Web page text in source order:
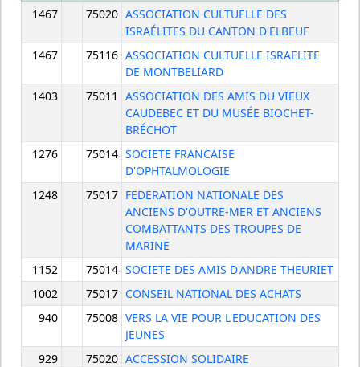
1467 75020 ASSOCIATION CULTUELLE DES
ISRAÉLITES DU CANTON D'ELBEUF
1467
75116 ASSOCIATION CULTUELLE ISRAELITE
DE MONTBELIARD
1403
75011
ASSOCIATION DES AMIS DU VIEUX
CAUDEBEC ET DU MUSÉE BIOCHET-
BRÉCHOT
1276
75014 SOCIETE FRANCAISE
D'OPHTALMOLOGIE
1248
75017 FEDERATION NATIONALE DES
ANCIENS D'OUTRE-MER ET ANCIENS
COMBATTANTS DES TROUPES DE
MARINE
1152
75014 SOCIETE DES AMIS D'ANDRE THEURIET
1002
75017 CONSEIL NATIONAL DES ACHATS
940
75008 VERS LA VIE POUR L'EDUCATION DES
JEUNES
929
75020 ACCESSION SOLIDAIRE